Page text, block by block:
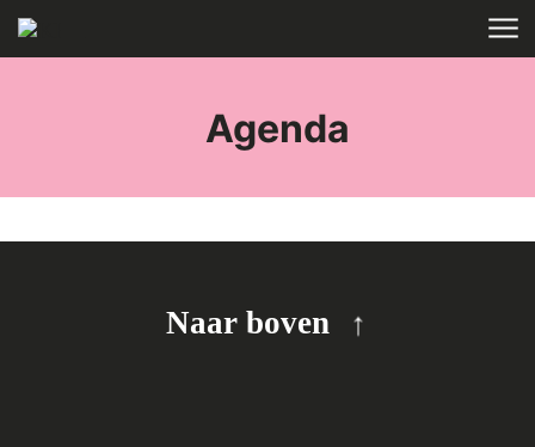
Skip to main content
Agenda
Naar boven